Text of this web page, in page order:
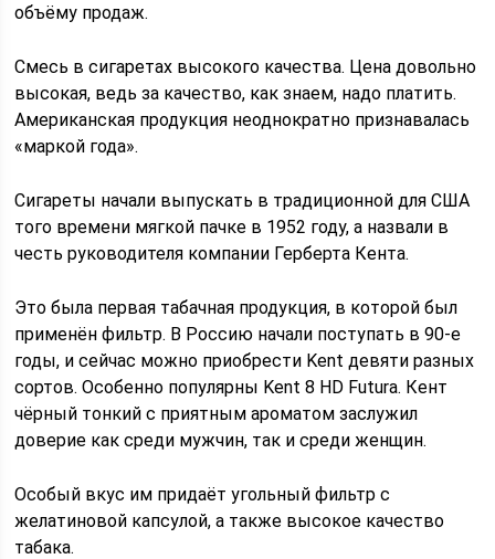
объёму продаж.
Смесь в сигаретах высокого качества. Цена довольно
высокая, ведь за качество, как знаем, надо платить.
Американская продукция неоднократно признавалась
«маркой года».
Сигареты начали выпускать в традиционной для США
того времени мягкой пачке в 1952 году, а назвали в
честь руководителя компании Герберта Кента.
Это была первая табачная продукция, в которой был
применён фильтр. В Россию начали поступать в 90-е
годы, и сейчас можно приобрести Kent девяти разных
сортов. Особенно популярны Kent 8 HD Futura. Кент
чёрный тонкий с приятным ароматом заслужил
доверие как среди мужчин, так и среди женщин.
Особый вкус им придаёт угольный фильтр с
желатиновой капсулой, а также высокое качество
табака.